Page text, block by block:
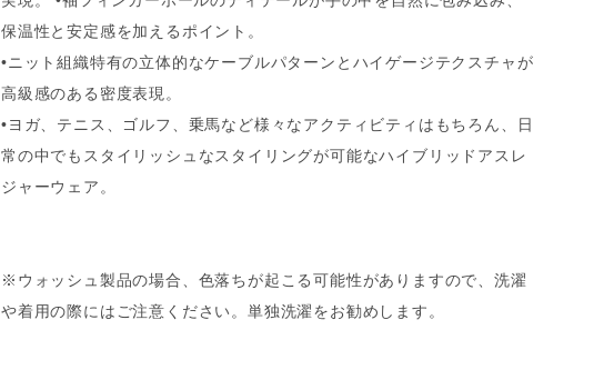
保温性と安定感を加えるポイント。
•ニット組織特有の立体的なケーブルパターンとハイゲージテクスチャが
高級感のある密度表現。
•ヨガ、テニス、ゴルフ、乗馬など様々なアクティビティはもちろん、日
常の中でもスタイリッシュなスタイリングが可能なハイブリッドアスレ
ジャーウェア。
※ウォッシュ製品の場合、色落ちが起こる可能性がありますので、洗濯
や着用の際にはご注意ください。単独洗濯をお勧めします。